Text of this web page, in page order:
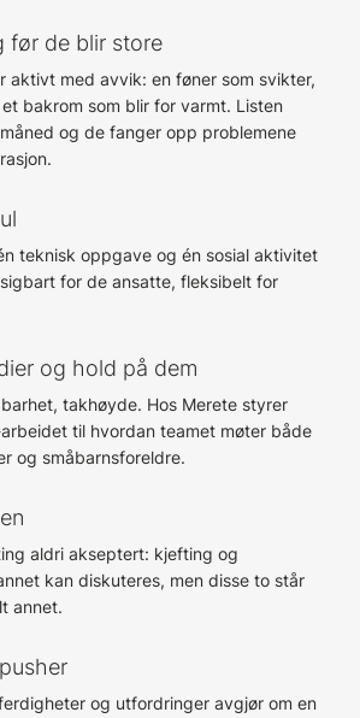
før de blir store
aktivt med avvik: en føner som svikter,
bakrom som blir for varmt. Listen
og de fanger opp problemene
teknisk oppgave og én sosial aktivitet
for de ansatte, fleksibelt for
og hold på dem
takhøyde. Hos Merete styrer
til hvordan teamet møter både
og småbarnsforeldre.
aldri akseptert: kjefting og
kan diskuteres, men disse to står
annet.
og utfordringer avgjør om en